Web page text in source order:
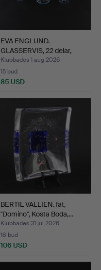
EVA ENGLUND.
GLASSERVIS, 22 delar,
"Maja",…
Klubbades 1 aug 2026
15 bud
85 USD
BERTIL VALLIEN. fat,
"Domino", Kosta Boda,…
Klubbades 31 jul 2026
18 bud
106 USD